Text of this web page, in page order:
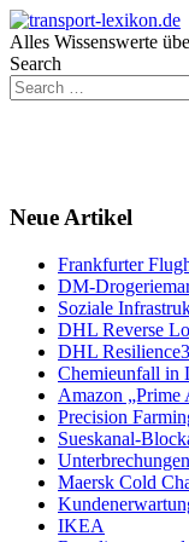
Alles Wissenswerte
Search
Neue Artikel
Frankfurter
DM-
Soziale
DHL Reverse
DHL
Chemieunfall in
Amazon „Prime
Precision
Sueskanal-
Maersk Cold
IKEA